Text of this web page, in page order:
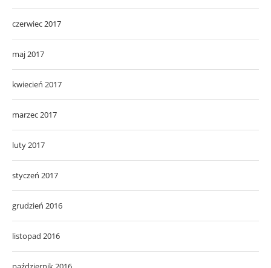
czerwiec 2017
maj 2017
kwiecień 2017
marzec 2017
luty 2017
styczeń 2017
grudzień 2016
listopad 2016